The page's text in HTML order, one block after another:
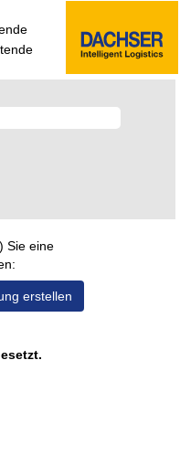
Sie eine
erstellen